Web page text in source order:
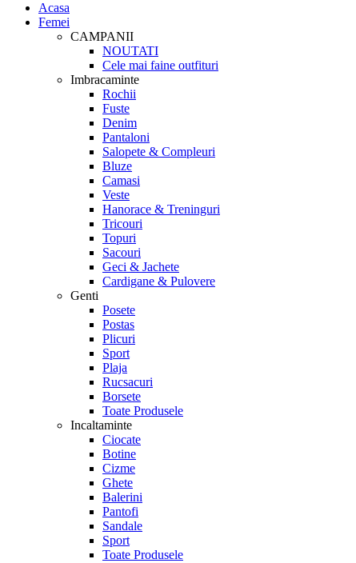
Acasa
Femei
CAMPANII
NOUTATI
Cele mai faine outfituri
Imbracaminte
Rochii
Fuste
Denim
Pantaloni
Salopete & Compleuri
Bluze
Camasi
Veste
Hanorace & Treninguri
Tricouri
Topuri
Sacouri
Geci & Jachete
Cardigane & Pulovere
Genti
Posete
Postas
Plicuri
Sport
Plaja
Rucsacuri
Borsete
Toate Produsele
Incaltaminte
Ciocate
Botine
Cizme
Ghete
Balerini
Pantofi
Sandale
Sport
Toate Produsele